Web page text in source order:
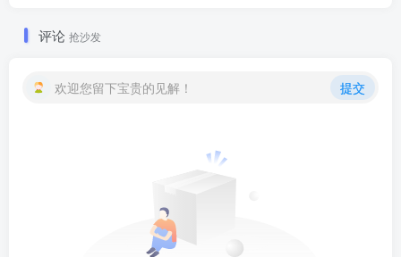
评论 抢沙发
欢迎您留下宝贵的见解！ 提交